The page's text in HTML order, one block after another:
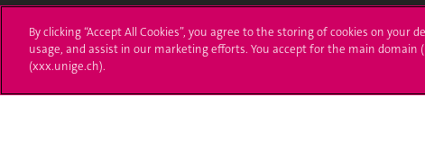
24 rue du Général-Dufour
T. +41 (0)22 379 71 11
By clicking “Accept All Cookies”, you agree to the storing of cookies on your
usage, and assist in our marketing efforts. You accept for the main domain
(xxx.unige.ch).